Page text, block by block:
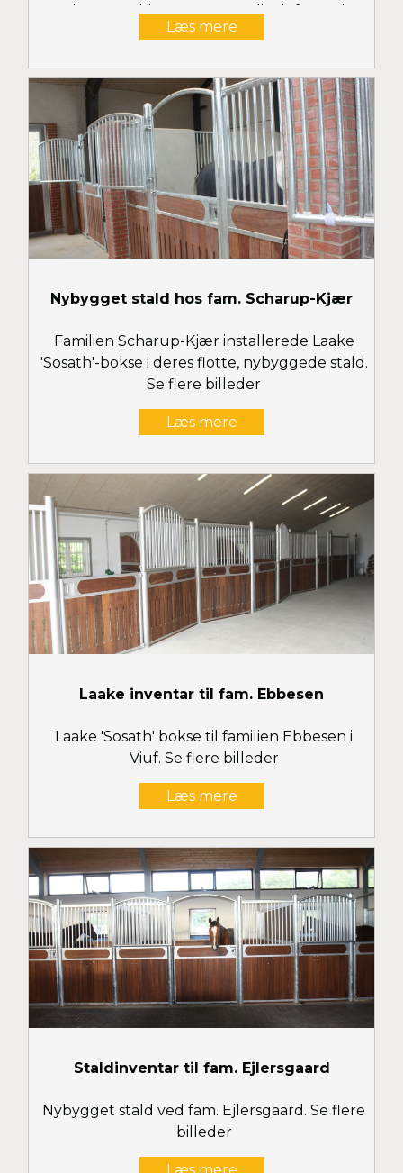
topheste og hingste er naturligvis fra Laake.
Se flere billeder her..
Læs mere
Nybygget stald hos fam. Scharup-Kjær
Familien Scharup-Kjær installerede Laake
'Sosath'-bokse i deres flotte, nybyggede stald.
Se flere billeder
Læs mere
Laake inventar til fam. Ebbesen
Laake 'Sosath' bokse til familien Ebbesen i
Viuf. Se flere billeder
Læs mere
Staldinventar til fam. Ejlersgaard
Nybygget stald ved fam. Ejlersgaard. Se flere
billeder